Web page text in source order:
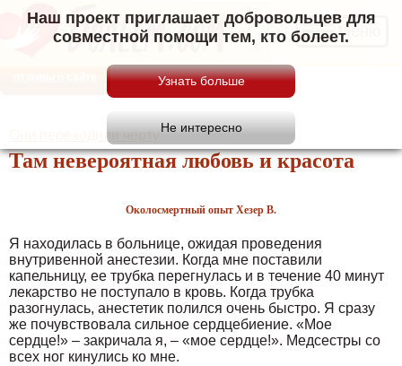
Наш проект приглашает добровольцев для
совместной помощи тем, кто болеет.Меню
Они переходили черту
Там невероятная любовь и красота
Околосмертный опыт Хезер В.
Я находилась в больнице, ожидая проведения
внутривенной анестезии. Когда мне поставили
капельницу, ее трубка перегнулась и в течение 40 минут
лекарство не поступало в кровь. Когда трубка
разогнулась, анестетик полился очень быстро. Я сразу
же почувствовала сильное сердцебиение. «Мое
сердце!» – закричала я, – «мое сердце!». Медсестры со
всех ног кинулись ко мне.